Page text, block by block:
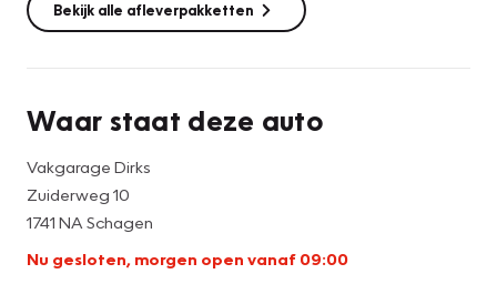
Bekijk alle afleverpakketten
Waar staat deze auto
Vakgarage Dirks
Zuiderweg 10
1741 NA Schagen
Nu gesloten, morgen open vanaf 09:00